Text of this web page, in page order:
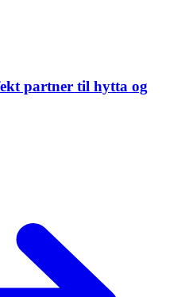
partner til hytta og